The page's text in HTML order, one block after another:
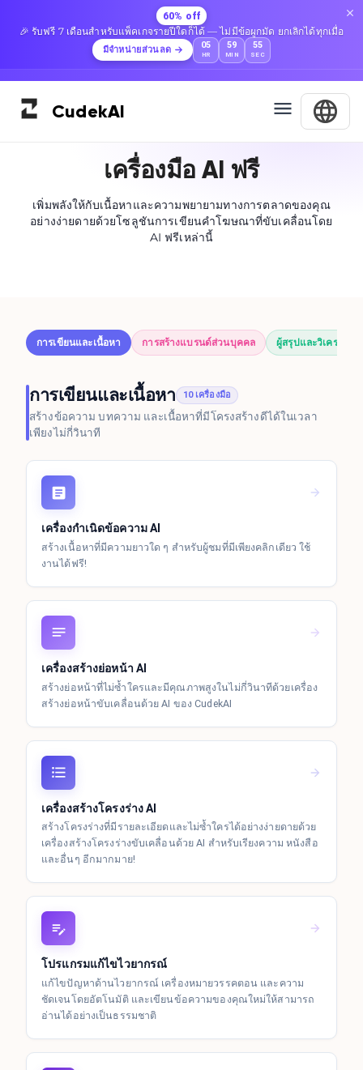
60% off
🎉 รับฟรี 7 เดือนสำหรับแพ็คเกจรายปีใดก็ได้ — ไม่มีข้อผูกมัด ยกเลิกได้ทุกเมื่อ
มีจำหน่ายส่วนลด 05
HR
59
MIN
54
SEC
CudekAI
เครื่องมือ AI ฟรี
เพิ่มพลังให้กับเนื้อหาและความพยายามทางการตลาดของคุณ
อย่างง่ายดายด้วยโซลูชันการเขียนคำโฆษณาที่ขับเคลื่อนโดย
AI ฟรีเหล่านี้
การเขียนและเนื้อหา การสร้างแบรนด์ส่วนบุคคล ผู้สรุปและวิเคราะห์
การเขียนและเนื้อหา 10 เครื่องมือ
สร้างข้อความ บทความ และเนื้อหาที่มีโครงสร้างดีได้ในเวลา
เพียงไม่กี่วินาที
เครื่องกำเนิดข้อความ AI
สร้างเนื้อหาที่มีความยาวใด ๆ สำหรับผู้ชมที่มีเพียงคลิกเดียว ใช้
งานได้ฟรี!
เครื่องสร้างย่อหน้า AI
สร้างย่อหน้าที่ไม่ซ้ำใครและมีคุณภาพสูงในไม่กี่วินาทีด้วยเครื่อง
สร้างย่อหน้าขับเคลื่อนด้วย AI ของ CudekAI
เครื่องสร้างโครงร่าง AI
สร้างโครงร่างที่มีรายละเอียดและไม่ซ้ำใครได้อย่างง่ายดายด้วย
เครื่องสร้างโครงร่างขับเคลื่อนด้วย AI สำหรับเรียงความ หนังสือ
และอื่นๆ อีกมากมาย!
โปรแกรมแก้ไขไวยากรณ์
แก้ไขปัญหาด้านไวยากรณ์ เครื่องหมายวรรคตอน และความ
ชัดเจนโดยอัตโนมัติ และเขียนข้อความของคุณใหม่ให้สามารถ
อ่านได้อย่างเป็นธรรมชาติ